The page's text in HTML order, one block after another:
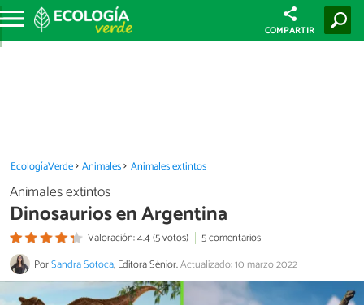
COMPARTIR
EcologíaVerde Animales Animales extintos
Animales extintos
Dinosaurios en Argentina
Valoración: 4.4 (5 votos)
5 comentarios
PorSandra Sotoca, Editora Sénior.Actualizado: 10 marzo 2022